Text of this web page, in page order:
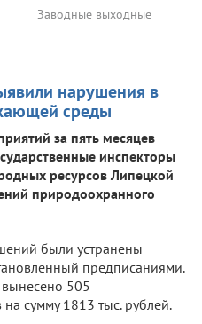
Заводные выходные
нарушения в
среды
за пять месяцев
инспекторы
ресурсов Липецкой
природоохранного
были устранены
предписаниями.
505
сумму 1813 тыс. рублей.